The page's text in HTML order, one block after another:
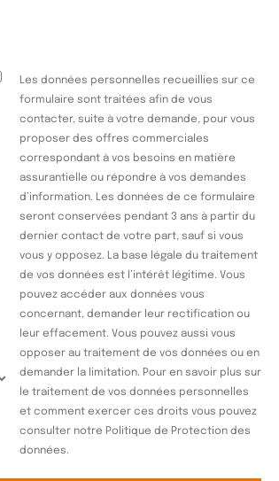
Les données personnelles recueillies sur ce
formulaire sont traitées afin de vous
contacter, suite à votre demande, pour vous
proposer des offres commerciales
correspondant à vos besoins en matière
assurantielle ou répondre à vos demandes
d’information. Les données de ce formulaire
seront conservées pendant 3 ans à partir du
dernier contact de votre part, sauf si vous
vous y opposez. La base légale du traitement
de vos données est l’intérêt légitime. Vous
pouvez accéder aux données vous
concernant, demander leur rectification ou
leur effacement. Vous pouvez aussi vous
opposer au traitement de vos données ou en
demander la limitation. Pour en savoir plus sur
le traitement de vos données personnelles
et comment exercer ces droits vous pouvez
consulter notre Politique de Protection des
données.